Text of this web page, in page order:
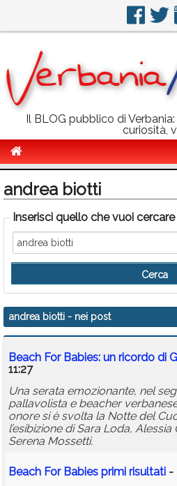
Il BLOG pubblico di
curiosità,
Politica
Sport
Eventi
Info Utili
Rubriche
Calendario
Annunci
andrea biotti
Inserisci quello che vuoi cercare
andrea biotti - nei post
Beach For Babies: un ricordo di
11:27
Una serata emozionante, nel
pallavolista e beacher
onore si è svolta la Notte del
l’esibizione di Sara Loda, Alessia
Serena Mossetti.
Beach For Babies primi risultati -